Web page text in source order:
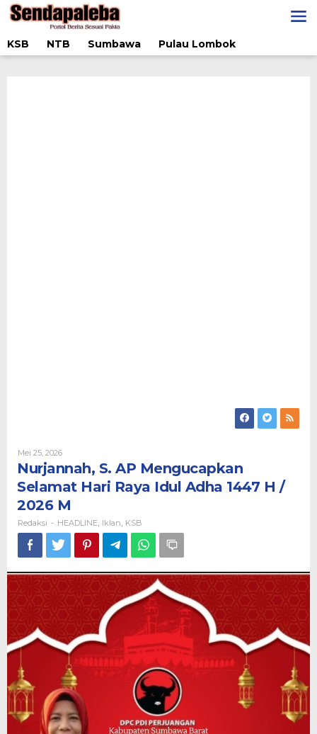
Lewati
ke
KSB
NTB Sumbawa Pulau Lombok
Mei 25, 2026Oleh
Redaksi
Nurjannah, S. AP Mengucapkan
Selamat Hari Raya Idul Adha 1447 H /
2026 M
Redaksi - HEADLINE Iklan KSB